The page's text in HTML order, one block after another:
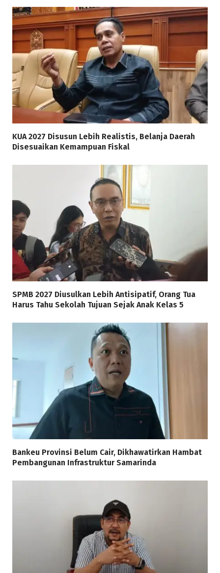
KUA 2027 Disusun Lebih Realistis, Belanja Daerah
Disesuaikan Kemampuan Fiskal
SPMB 2027 Diusulkan Lebih Antisipatif, Orang Tua
Harus Tahu Sekolah Tujuan Sejak Anak Kelas 5
Bankeu Provinsi Belum Cair, Dikhawatirkan Hambat
Pembangunan Infrastruktur Samarinda